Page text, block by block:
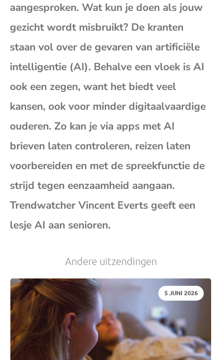
aangesproken. Wat kun je doen als jouw
gezicht wordt misbruikt? De kranten
staan vol over de gevaren van artificiële
intelligentie (AI). Behalve een vloek is AI
ook een zegen, want het biedt veel
kansen, ook voor minder digitaalvaardige
ouderen. Zo kan je via apps met AI
brieven laten controleren, reizen laten
voorbereiden en met de spreekfunctie de
strijd tegen eenzaamheid aangaan.
Trendwatcher Vincent Everts geeft een
lesje AI aan senioren.
Andere uitzendingen
DATUM:
5 JUNI 2026